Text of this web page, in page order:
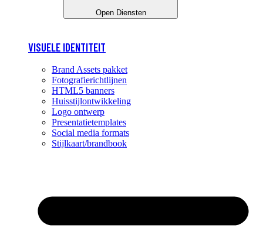
Open Diensten
VISUELE IDENTITEIT
Brand Assets pakket
Fotografierichtlijnen
HTML5 banners
Huisstijlontwikkeling
Logo ontwerp
Presentatietemplates
Social media formats
Stijlkaart/brandbook